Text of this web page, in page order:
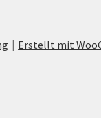
Erstellt mit